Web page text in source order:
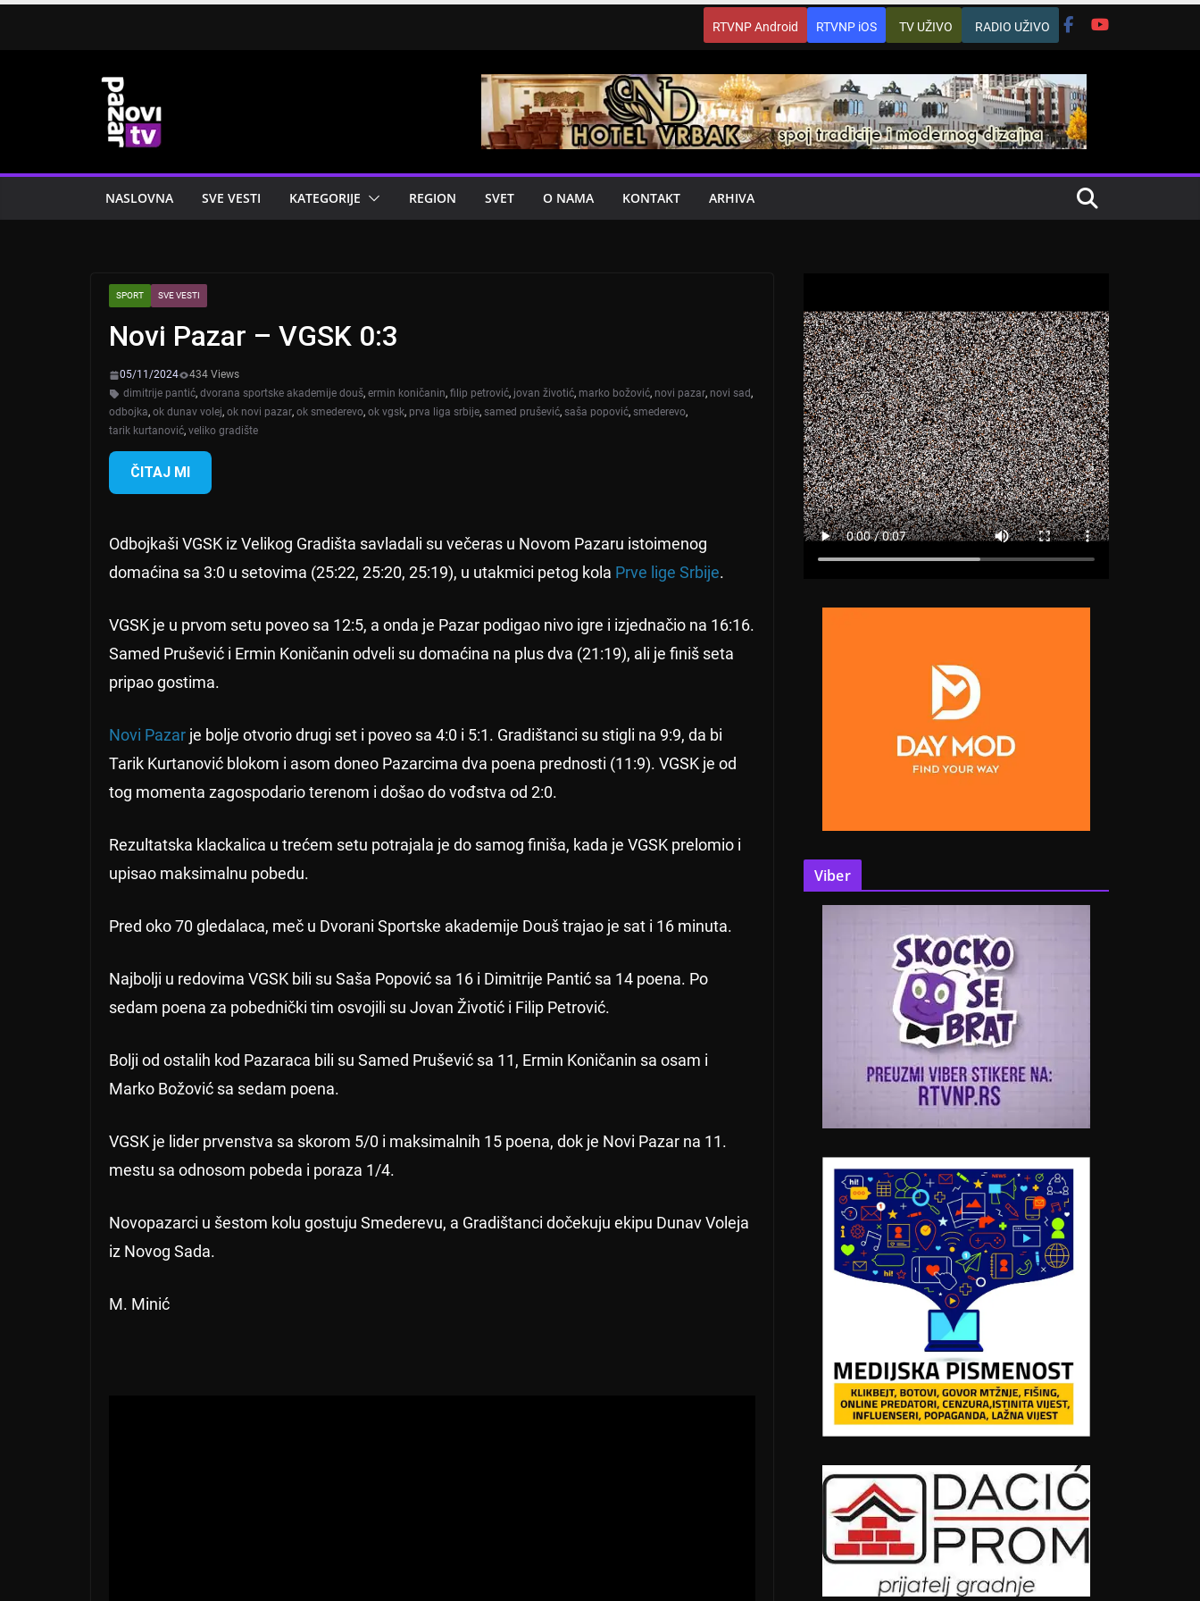
RTVNP Android RTVNP iOS TV UŽIVO RADIO UŽIVO
NASLOVNA SVE VESTI KATEGORIJE REGION SVET O NAMA KONTAKT ARHIVA
SPORT SVE VESTI
Novi Pazar – VGSK 0:3
05/11/2024
434 Views
dimitrije pantić, dvorana sportske akademije douš, ermin koničanin, filip petrović, jovan životić, marko božović, novi pazar, novi sad,
odbojka, ok dunav volej, ok novi pazar, ok smederevo, ok vgsk, prva liga srbije, samed prušević, saša popović, smederevo,
tarik kurtanović, veliko gradište
ČITAJ MI
Odbojkaši VGSK iz Velikog Gradišta savladali su večeras u Novom Pazaru istoimenog
domaćina sa 3:0 u setovima (25:22, 25:20, 25:19), u utakmici petog kola Prve lige Srbije.
VGSK je u prvom setu poveo sa 12:5, a onda je Pazar podigao nivo igre i izjednačio na 16:16.
Samed Prušević i Ermin Koničanin odveli su domaćina na plus dva (21:19), ali je finiš seta
pripao gostima.
Novi Pazar je bolje otvorio drugi set i poveo sa 4:0 i 5:1. Gradištanci su stigli na 9:9, da bi
Tarik Kurtanović blokom i asom doneo Pazarcima dva poena prednosti (11:9). VGSK je od
tog momenta zagospodario terenom i došao do vođstva od 2:0.
Rezultatska klackalica u trećem setu potrajala je do samog finiša, kada je VGSK prelomio i
upisao maksimalnu pobedu.
Pred oko 70 gledalaca, meč u Dvorani Sportske akademije Douš trajao je sat i 16 minuta.
Najbolji u redovima VGSK bili su Saša Popović sa 16 i Dimitrije Pantić sa 14 poena. Po
sedam poena za pobednički tim osvojili su Jovan Životić i Filip Petrović.
Bolji od ostalih kod Pazaraca bili su Samed Prušević sa 11, Ermin Koničanin sa osam i
Marko Božović sa sedam poena.
VGSK je lider prvenstva sa skorom 5/0 i maksimalnih 15 poena, dok je Novi Pazar na 11.
mestu sa odnosom pobeda i poraza 1/4.
Novopazarci u šestom kolu gostuju Smederevu, a Gradištanci dočekuju ekipu Dunav Voleja
iz Novog Sada.
M. Minić
Viber